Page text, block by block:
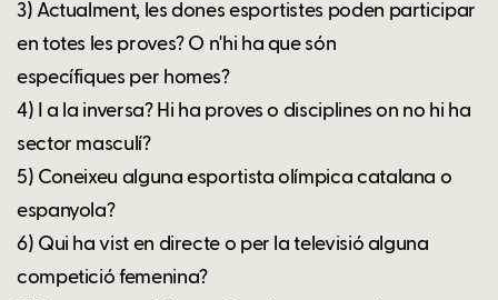
3) Actualment, les dones esportistes poden participar
en totes les proves? O n'hi ha que són
específiques per homes?
4) I a la inversa? Hi ha proves o disciplines on no hi ha
sector masculí?
5) Coneixeu alguna esportista olímpica catalana o
espanyola?
6) Qui ha vist en directe o per la televisió alguna
competició femenina?